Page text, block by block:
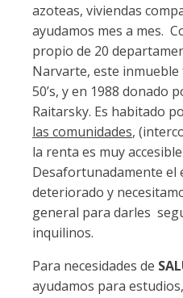
azoteas, viviendas
ayudamos mes a mes.
propio de 20
Narvarte, este
50’s, y en 1988 donado
Raitarsky. Es habitado
las comunidades,
la renta es muy
Desafortunadamente el
deteriorado y
general para darles
inquilinos.
Para necesidades de
ayudamos para